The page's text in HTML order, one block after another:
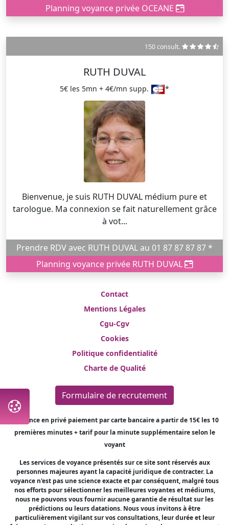
Planning voyance privée OCEANE
150 consult.
RUTH DUVAL
5€ les 5mn + 4€/mn supp. *
Bienvenue, je suis RUTH DUVAL médium pure et
tarologue. Ma connexion se fait naturellement grâce
à vot...
Prendre RDV avec RUTH DUVAL au 01 87 87 87 87 *
Planning voyance privée RUTH DUVAL
Contact
Mentions Légales
Cgu-Cgv
Cookies
Politique confidentialité
Charte de Qualité
Formulaire de recrutement
*Voyance en privé paiement par carte bancaire a partir de 15€ les 10
premières minutes + tarif pour la minute supplémentaire selon le
voyant
Les services de voyance présentés sur ce site sont réservés aux
personnes majeures ayant la capacité juridique de contracter. La
voyance n'est pas une science exacte et par conséquent, malgré tous
nos efforts pour sélectionner les meilleures voyantes et médiums,
nous ne pouvons vous fournir aucune garantie de résultat sur les
prédictions ou leurs datations. Nous vous invitons à être
particulièrement vigilant sur vos consultations, leur durée et leur